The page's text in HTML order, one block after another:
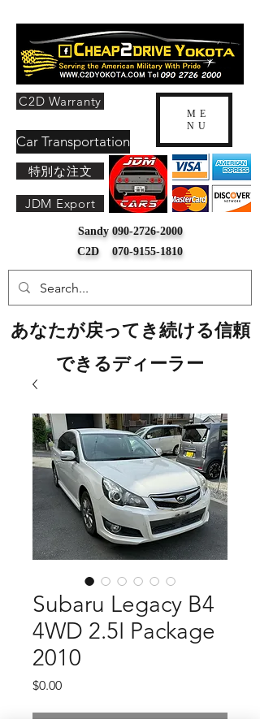
ME
NU
あなたが戻ってき続ける信頼
できるディーラー
特別な注文
Car Transportation
C2D Warranty
JDM Export
Sandy 090-2726-2000
C2D 070-9155-1810
Subaru Legacy B4
4WD 2.5I Package
2010
$0.00価